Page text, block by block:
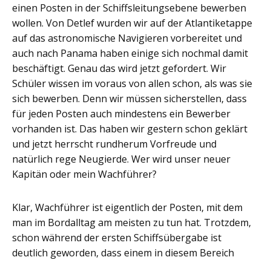
einen Posten in der Schiffsleitungsebene bewerben
wollen. Von Detlef wurden wir auf der Atlantiketappe
auf das astronomische Navigieren vorbereitet und
auch nach Panama haben einige sich nochmal damit
beschäftigt. Genau das wird jetzt gefordert. Wir
Schüler wissen im voraus von allen schon, als was sie
sich bewerben. Denn wir müssen sicherstellen, dass
für jeden Posten auch mindestens ein Bewerber
vorhanden ist. Das haben wir gestern schon geklärt
und jetzt herrscht rundherum Vorfreude und
natürlich rege Neugierde. Wer wird unser neuer
Kapitän oder mein Wachführer?
Klar, Wachführer ist eigentlich der Posten, mit dem
man im Bordalltag am meisten zu tun hat. Trotzdem,
schon während der ersten Schiffsübergabe ist
deutlich geworden, dass einem in diesem Bereich